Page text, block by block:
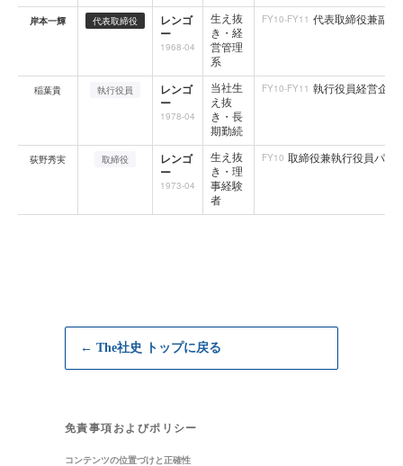
岸本一輝 代表取締役
レンゴ
ー
1968-04
生え抜
き・経
営管理
系
FY10-FY11 代表取締役兼副
稲葉貴 執行役員
レンゴ
ー
1978-04
当社生
え抜
き・長
期勤続
FY10-FY11 執行役員経営企画
荻野秀実 取締役
レンゴ
ー
1973-04
生え抜
き・理
事経験
者
FY10 取締役兼執行役員パッ
← The社史 トップに戻る
免責事項およびポリシー
コンテンツの位置づけと正確性